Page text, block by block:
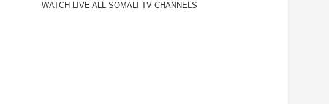
WATCH LIVE ALL SOMALI TV CHANNELS